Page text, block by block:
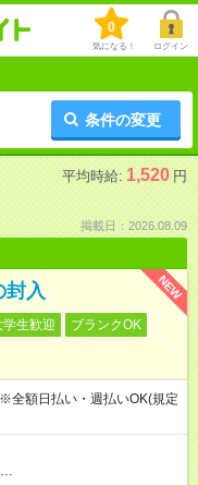
0
気になる！ ログイン
条件の変更
平均時給: 1,520 円
掲載日：2026.08.09
NEW
封入
学生歓迎
ブランクOK
額日払い・週払いOK(規定
…